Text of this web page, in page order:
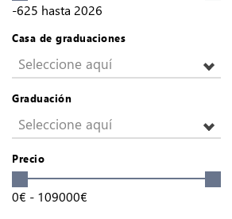
-625 hasta 2026
Casa de graduaciones
Seleccione aquí
Graduación
Seleccione aquí
Precio
0€ - 109000€